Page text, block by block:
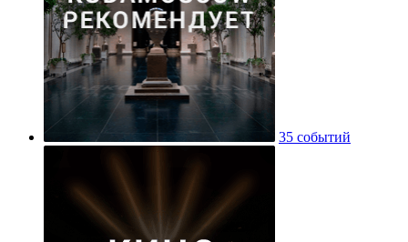
35 событий